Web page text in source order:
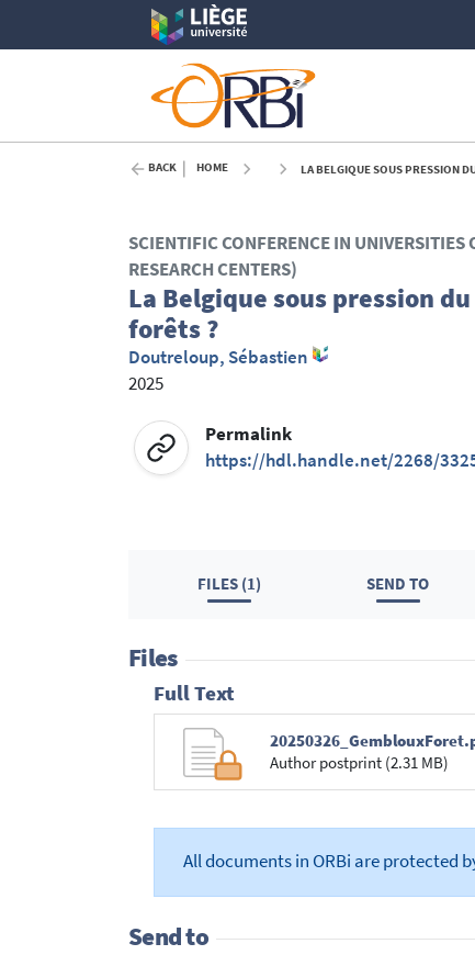
BACK HOME LA BELGIQUE SOUS PRESSION
SCIENTIFIC CONFERENCE IN UNIVERSITIES
RESEARCH CENTERS)
La Belgique sous pression
forêts ?
Doutreloup, Sébastien
2025
Permalink
https://hdl.handle.net/2268/
FILES (1) SEND TO
Files
Full Text
Author postprint (2.31 MB)
All documents in ORBi are protected
Send to